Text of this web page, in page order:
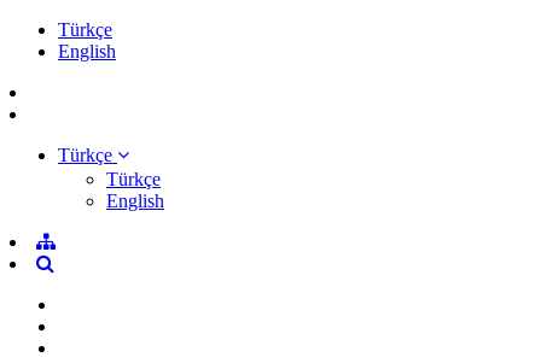
Türkçe
English
Türkçe
Türkçe
English